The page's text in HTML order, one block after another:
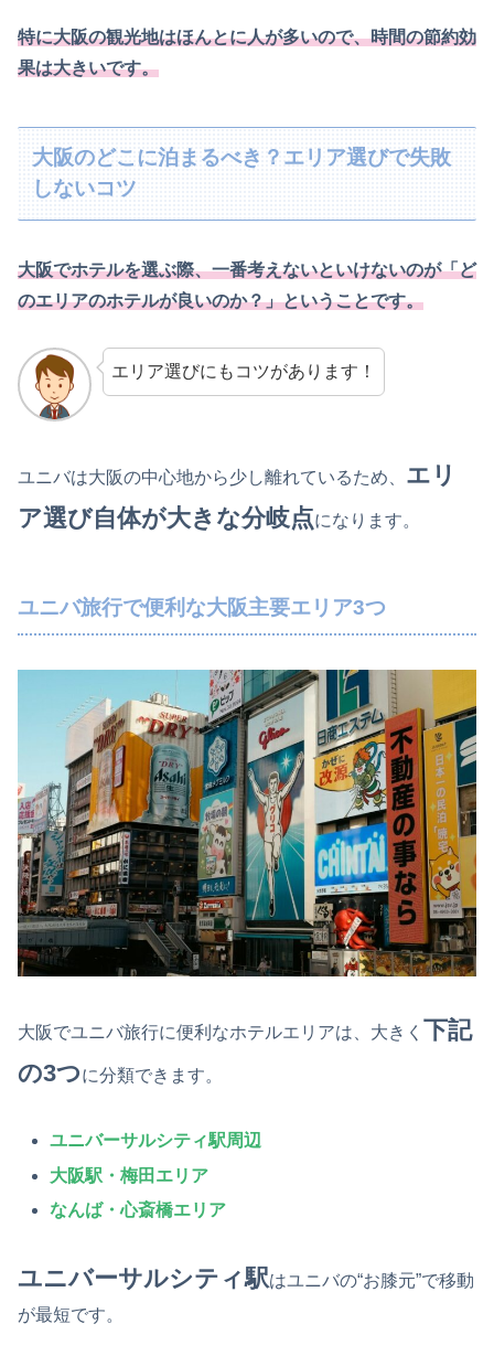
特に大阪の観光地はほんとに人が多いので、時間の節約効
果は大きいです。
大阪のどこに泊まるべき？エリア選びで失敗
しないコツ
大阪でホテルを選ぶ際、一番考えないといけないのが「ど
のエリアのホテルが良いのか？」ということです。
エリア選びにもコツがあります！
ユニバは大阪の中心地から少し離れているため、 エリ
ア選び自体が大きな分岐点になります。
ユニバ旅行で便利な大阪主要エリア3つ
大阪でユニバ旅行に便利なホテルエリアは、大きく 下記
の3つに分類できます。
ユニバーサルシティ駅周辺
大阪駅・梅田エリア
なんば・心斎橋エリア
ユニバーサルシティ駅はユニバの“お膝元”で移動
が最短です。